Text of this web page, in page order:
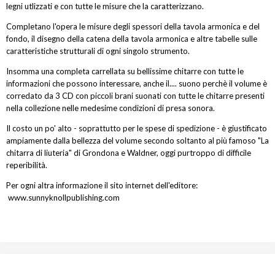
legni utlizzati e con tutte le misure che la caratterizzano.
Completano l'opera le misure degli spessori della tavola armonica e del
fondo, il disegno della catena della tavola armonica e altre tabelle sulle
caratteristiche strutturali di ogni singolo strumento.
Insomma una completa carrellata su bellissime chitarre con tutte le
informazioni che possono interessare, anche il.... suono perchè il volume è
corredato da 3 CD con piccoli brani suonati con tutte le chitarre presenti
nella collezione nelle medesime condizioni di presa sonora.
Il costo un po' alto - soprattutto per le spese di spedizione - è giustificato
ampiamente dalla bellezza del volume secondo soltanto al più famoso "La
chitarra di liuteria" di Grondona e Waldner, oggi purtroppo di difficile
reperibilità.
Per ogni altra informazione il sito internet dell'editore:
www.sunnyknollpublishing.com